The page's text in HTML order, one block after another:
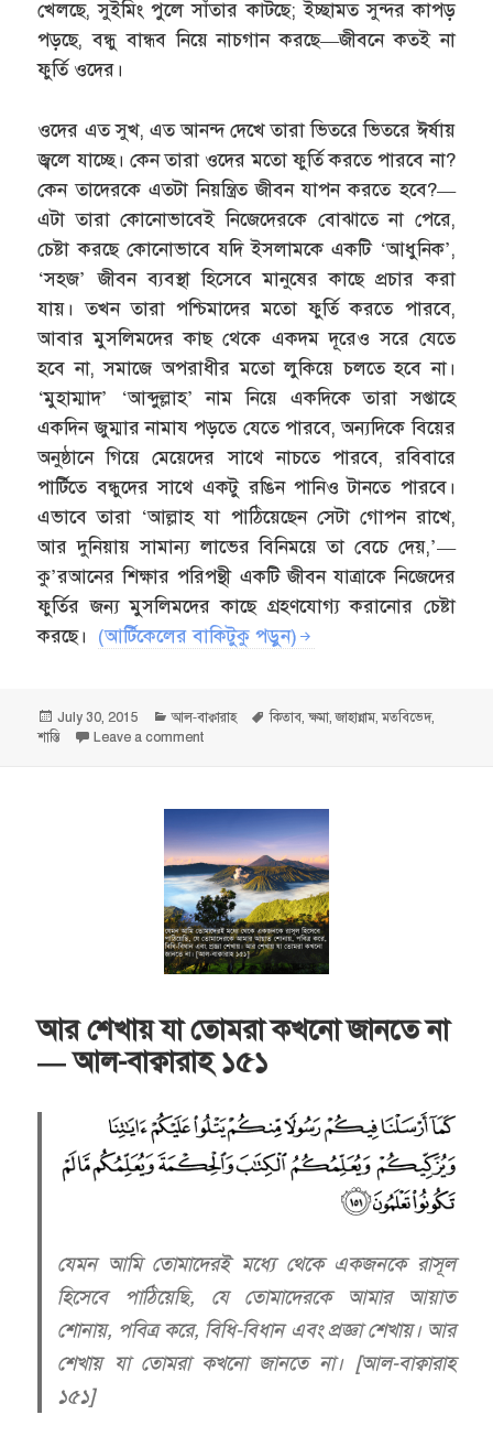
খেলছে, সুইমিং পুলে সাঁতার কাটছে; ইচ্ছামত সুন্দর কাপড়
পড়ছে, বন্ধু বান্ধব নিয়ে নাচগান করছে—জীবনে কতই না
ফুর্তি ওদের।
ওদের এত সুখ, এত আনন্দ দেখে তারা ভিতরে ভিতরে ঈর্ষায়
জ্বলে যাচ্ছে। কেন তারা ওদের মতো ফুর্তি করতে পারবে না?
কেন তাদেরকে এতটা নিয়ন্ত্রিত জীবন যাপন করতে হবে?—
এটা তারা কোনোভাবেই নিজেদেরকে বোঝাতে না পেরে,
চেষ্টা করছে কোনোভাবে যদি ইসলামকে একটি ‘আধুনিক’,
‘সহজ’ জীবন ব্যবস্থা হিসেবে মানুষের কাছে প্রচার করা
যায়। তখন তারা পশ্চিমাদের মতো ফুর্তি করতে পারবে,
আবার মুসলিমদের কাছ থেকে একদম দূরেও সরে যেতে
হবে না, সমাজে অপরাধীর মতো লুকিয়ে চলতে হবে না।
‘মুহাম্মাদ’ ‘আব্দুল্লাহ’ নাম নিয়ে একদিকে তারা সপ্তাহে
একদিন জুম্মার নামায পড়তে যেতে পারবে, অন্যদিকে বিয়ের
অনুষ্ঠানে গিয়ে মেয়েদের সাথে নাচতে পারবে, রবিবারে
পার্টিতে বন্ধুদের সাথে একটু রঙিন পানিও টানতে পারবে।
এভাবে তারা ‘আল্লাহ যা পাঠিয়েছেন সেটা গোপন রাখে,
আর দুনিয়ায় সামান্য লাভের বিনিময়ে তা বেচে দেয়,’—
কু’রআনের শিক্ষার পরিপন্থী একটি জীবন যাত্রাকে নিজেদের
ফুর্তির জন্য মুসলিমদের কাছে গ্রহণযোগ্য করানোর চেষ্টা
করছে। (আর্টিকেলের বাকিটুকু পড়ুন)
Posted
on
July 30, 2015 Categories
আল-বাক্বারাহ Tags
কিতাব,ক্ষমা,জাহান্নাম,মতবিভেদ,
শাস্তি
Leave a commenton কিয়ামতের দিন আল্লাহ ওদের সাথে কথা বলবেন না —
আর শেখায় যা তোমরা কখনো জানতে না
— আল-বাক্বারাহ ১৫১
যেমন আমি তোমাদেরই মধ্যে থেকে একজনকে রাসূল
হিসেবে পাঠিয়েছি, যে তোমাদেরকে আমার আয়াত
শোনায়, পবিত্র করে, বিধি-বিধান এবং প্রজ্ঞা শেখায়। আর
শেখায় যা তোমরা কখনো জানতে না। [আল-বাক্বারাহ
১৫১]